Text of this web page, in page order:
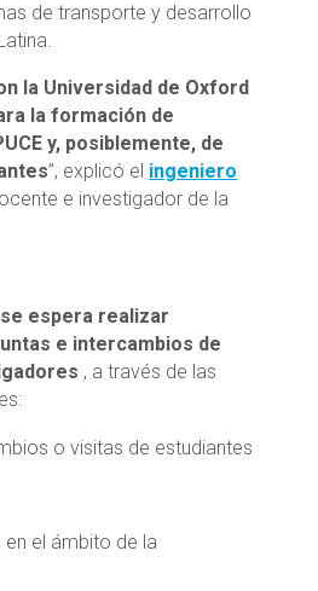
de transporte y desarrollo
la Universidad de Oxford
la formación de
y, posiblemente, de
”, explicó el ingeniero
e investigador de la
espera realizar
e intercambios de
, a través de las
o visitas de estudiantes
el ámbito de la